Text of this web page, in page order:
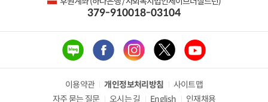
379-910018-03104
이용약관 개인정보처리방침
사이트맵
자주 묻는 질문
오시는 길 English 인재채용